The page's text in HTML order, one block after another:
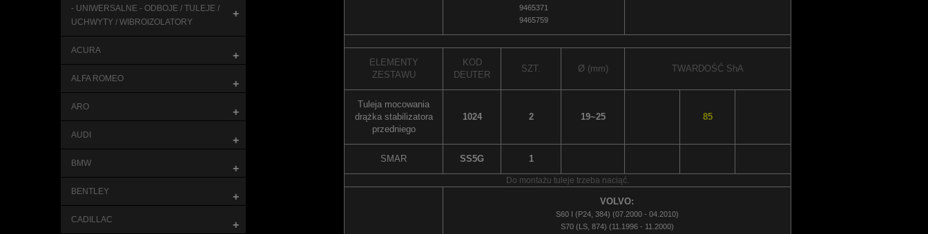
- UNIWERSALNE - ODBOJE / TULEJE /
UCHWYTY / WIBROIZOLATORY
+
ACURA +
ALFA ROMEO +
ARO +
AUDI +
BMW +
BENTLEY +
CADILLAC +
9465371
9465759
ELEMENTY
ZESTAWU
KOD
DEUTER
SZT. Ø (mm) TWARDOŚĆ ShA
Tuleja mocowania
drążka stabilizatora
przedniego
1024 2 19~25 85
SMAR SS5G 1
Do montażu tuleje trzeba naciąć.
VOLVO:
S60 I (P24, 384) (07.2000 - 04.2010)
S70 (LS, 874) (11.1996 - 11.2000)